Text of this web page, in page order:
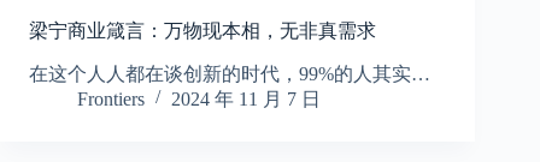
梁宁商业箴言：万物现本相，无非真需求
在这个人人都在谈创新的时代，99%的人其实…
Frontiers
2024 年 11 月 7 日